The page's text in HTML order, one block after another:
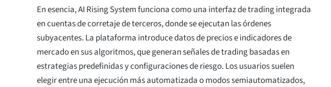
En esencia, AI Rising System funciona como una interfaz de trading integrada
en cuentas de corretaje de terceros, donde se ejecutan las órdenes
subyacentes. La plataforma introduce datos de precios e indicadores de
mercado en sus algoritmos, que generan señales de trading basadas en
estrategias predefinidas y configuraciones de riesgo. Los usuarios suelen
elegir entre una ejecución más automatizada o modos semiautomatizados,